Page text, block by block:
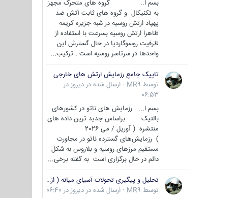
بسم ا.. گروه های متحرک مجهز
به تکنیکال و گروه های ثابت آتش ضد
پهپاد ارتش روسیه در شبه جزیره کریمه
ظاهرا ارتش روسیه بسرعت با استفاده از
ظرفیت روسوگاردیا در حال گسترش این
واحدها در سرتاسر روسیه است . ترکیب...
تاپیک جامع رزمایش ارتش های خارجی
توسط MR9
· ارسال شده در دیروز در
06:53
بسم ا... رزمایش های ناتو در کشورهای
بالتیک براساس جدید ترین داده های
منتشره ( آوریل / می 2026
) رزمایش‌های گسترده ناتو در مجاورت
مستقیم مرزهای روسیه و بلاروس به شکل
دائم در حال برگزاری است به گفته برخی...
تحلیل و پیگیری تحولات آسیای میانه ( ازبکستان، تاجیکستان، ترکمنستان، قزاقستان و قرقیزستان )
توسط MR9
· ارسال شده در دیروز در 06:40